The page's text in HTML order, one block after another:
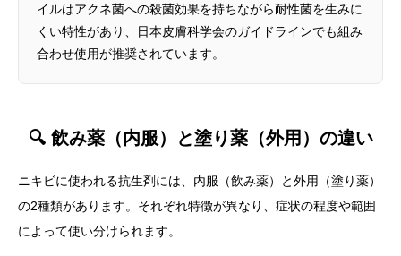
イルはアクネ菌への殺菌効果を持ちながら耐性菌を生みに
くい特性があり、日本皮膚科学会のガイドラインでも組み
合わせ使用が推奨されています。
🔍 飲み薬（内服）と塗り薬（外用）の違い
ニキビに使われる抗生剤には、内服（飲み薬）と外用（塗り薬）
の2種類があります。それぞれ特徴が異なり、症状の程度や範囲
によって使い分けられます。